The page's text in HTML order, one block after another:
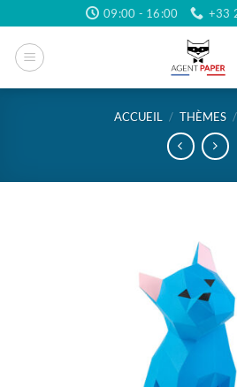
au
contenu
09:00 - 16:00 +33
ACCUEIL / THÈMES /